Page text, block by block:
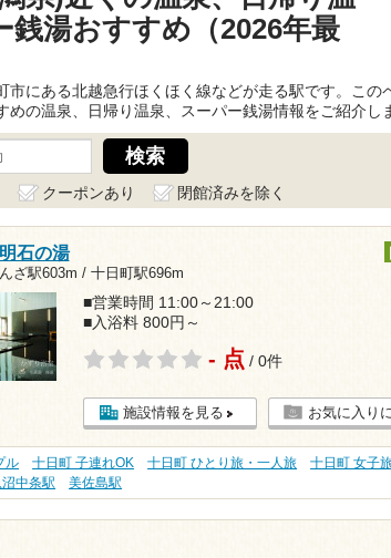
銭湯おすすめ（2026年最
市にある北越急行ほくほく線などが走る駅です。この
めの温泉、日帰り温泉、スーパー銭湯情報をご紹介し
クーポンあり 閉館済みを除く
石の湯
ざ駅603m / 十日町駅696m
■営業時間 11:00～21:00
■入浴料 800円～
- 点 / 0件
施設情報を見る お気に入り
ル 十日町 子連れOK 十日町 ひとり旅・一人旅 十日町 女子
中条駅 美佐島駅